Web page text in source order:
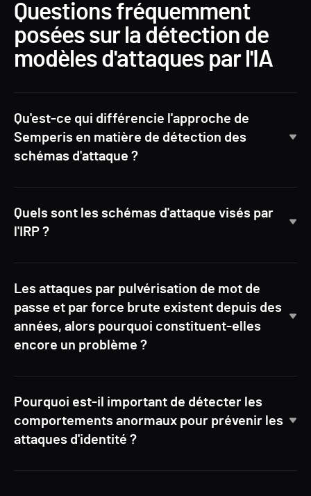
Questions fréquemment
posées sur la détection de
modèles d'attaques par l'IA
Qu'est-ce qui différencie l'approche de
Semperis en matière de détection des
schémas d'attaque ?
Quels sont les schémas d'attaque visés par
l'IRP ?
Les attaques par pulvérisation de mot de
passe et par force brute existent depuis des
années, alors pourquoi constituent-elles
encore un problème ?
Pourquoi est-il important de détecter les
comportements anormaux pour prévenir les
attaques d'identité ?